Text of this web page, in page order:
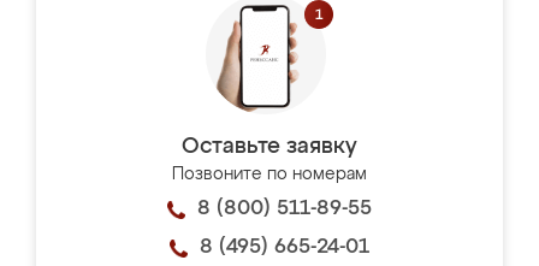
Оставьте заявку
Позвоните по номерам
8 (800) 511-89-55
8 (495) 665-24-01